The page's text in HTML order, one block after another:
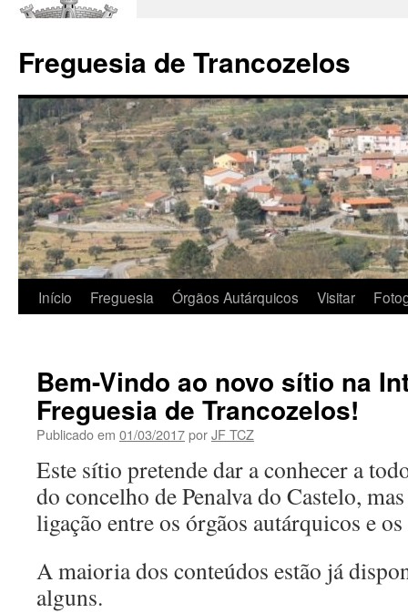
conteúdo
Freguesia de Trancozelos
Início Freguesia Órgãos Autárquicos Visitar
Bem-Vindo ao novo sítio na
Freguesia de Trancozelos!
Publicado em 01/03/2017porJF TCZ
Este sítio pretende dar a conhecer a
do concelho de Penalva do Castelo,
ligação entre os órgãos autárquicos e
A maioria dos conteúdos estão já
alguns.